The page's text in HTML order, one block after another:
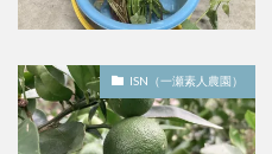
ISN（一瀬素人農園）